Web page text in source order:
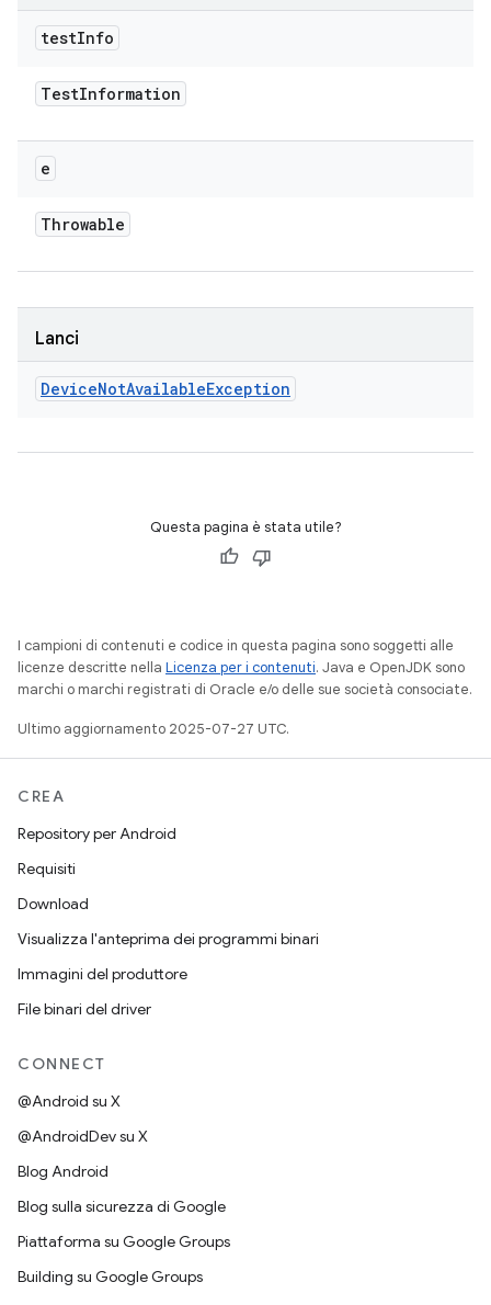
testInfo
TestInformation
e
Throwable
Lanci
DeviceNotAvailableException
Questa pagina è stata utile?
I campioni di contenuti e codice in questa pagina sono soggetti alle
licenze descritte nella Licenza per i contenuti. Java e OpenJDK sono
marchi o marchi registrati di Oracle e/o delle sue società consociate.
Ultimo aggiornamento 2025-07-27 UTC.
CREA
Repository per Android
Requisiti
Download
Visualizza l'anteprima dei programmi binari
Immagini del produttore
File binari del driver
CONNECT
@Android su X
@AndroidDev su X
Blog Android
Blog sulla sicurezza di Google
Piattaforma su Google Groups
Building su Google Groups